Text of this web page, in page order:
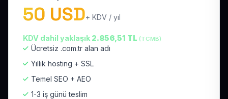
50 USD+ KDV / yıl
KDV dahil yaklaşık 2.856,51 TL (TCMB)
Ücretsiz .com.tr alan adı
Yıllık hosting + SSL
Temel SEO + AEO
1-3 iş günü teslim